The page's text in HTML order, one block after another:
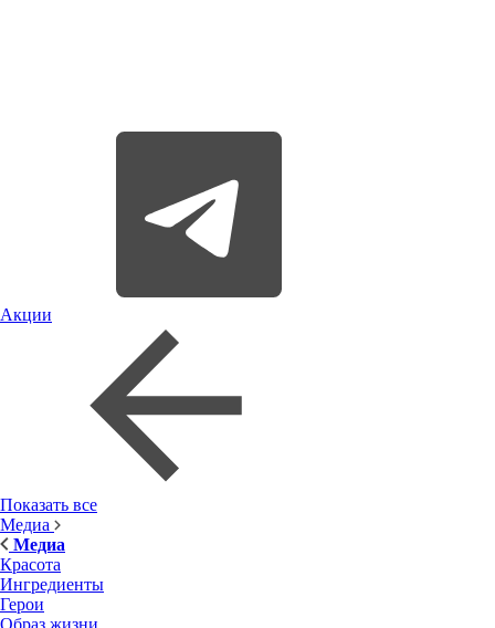
Акции
Показать все
Медиа
Медиа
Красота
Ингредиенты
Герои
Образ жизни